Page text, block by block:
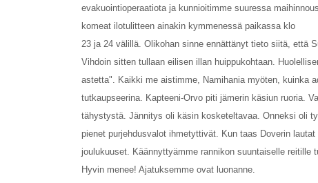
evakuointioperaatiota ja kunnioitimme suuressa
komeat ilotulitteen ainakin kymmenessä paikassa klo
23 ja 24 välillä. Olikohan sinne ennättänyt tieto siitä, että
Vihdoin sitten tullaan eilisen illan huippukohtaan.
astetta". Kaikki me aistimme, Namihania myöten, kuinka
tutkaupseerina. Kapteeni-Orvo piti jämerin käsiun ruoria.
tähystystä. Jännitys oli käsin kosketeltavaa. Onneksi oli
pienet purjehdusvalot ihmetyttivät. Kun taas Doverin
joulukuuset. Käännyttyämme rannikon suuntaiselle
Hyvin menee! Ajatuksemme ovat luonanne.